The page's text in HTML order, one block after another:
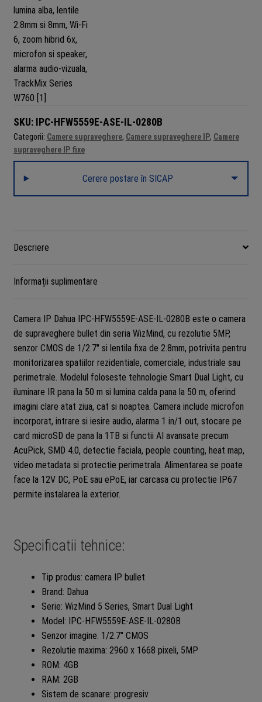
SKU: IPC-HFW5559E-ASE-IL-0280B
Categorii: Camere supraveghere, Camere supraveghere IP, Camere
supraveghere IP fixe
Cerere postare în SICAP
Descriere
Informații suplimentare
Camera IP Dahua IPC-HFW5559E-ASE-IL-0280B este o camera
de supraveghere bullet din seria WizMind, cu rezolutie 5MP,
senzor CMOS de 1/2.7″ si lentila fixa de 2.8mm, potrivita pentru
monitorizarea spatiilor rezidentiale, comerciale, industriale sau
perimetrale. Modelul foloseste tehnologie Smart Dual Light, cu
iluminare IR pana la 50 m si lumina calda pana la 50 m, oferind
imagini clare atat ziua, cat si noaptea. Camera include microfon
incorporat, intrare si iesire audio, alarma 1 in/1 out, stocare pe
card microSD de pana la 1TB si functii AI avansate precum
AcuPick, SMD 4.0, detectie faciala, people counting, heat map,
video metadata si protectie perimetrala. Alimentarea se poate
face la 12V DC, PoE sau ePoE, iar carcasa cu protectie IP67
permite instalarea la exterior.
Specificatii tehnice:
Tip produs: camera IP bullet
Brand: Dahua
Serie: WizMind 5 Series, Smart Dual Light
Model: IPC-HFW5559E-ASE-IL-0280B
Senzor imagine: 1/2.7″ CMOS
Rezolutie maxima: 2960 x 1668 pixeli, 5MP
ROM: 4GB
RAM: 2GB
Sistem de scanare: progresiv